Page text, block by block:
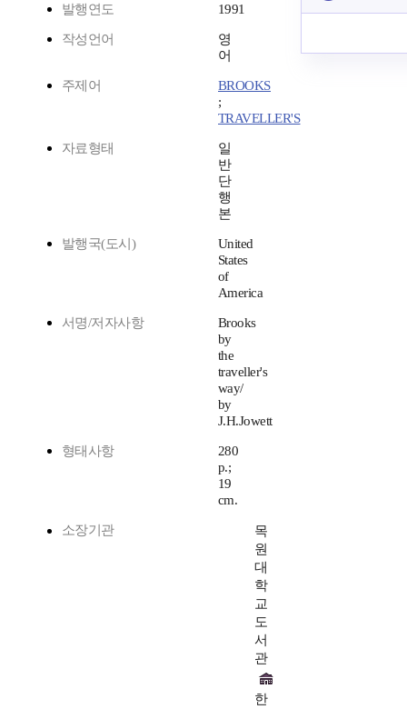
발행연도 1991
작성언어
영
어
주제어
BROOKS
;
TRAVELLER'S
자료형태
일
반
단
행
본
발행국(도시)
United
States
of
America
서명/저자사항
Brooks
by
the
traveller's
way/
by
J.H.Jowett
형태사항
280
p.;
19
cm.
소장기관
목
원
대
학
교
도
서
관
한